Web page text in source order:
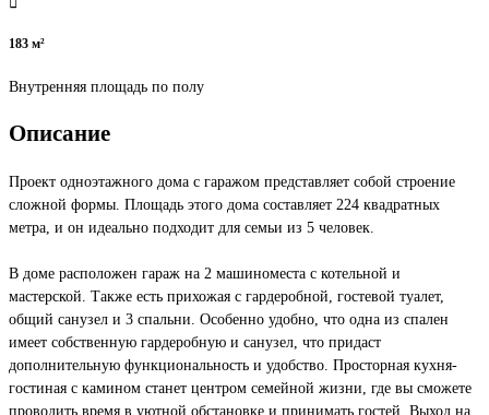
183 м²
Внутренняя площадь по полу
Описание
Проект одноэтажного дома с гаражом представляет собой строение
сложной формы. Площадь этого дома составляет 224 квадратных
метра, и он идеально подходит для семьи из 5 человек.
В доме расположен гараж на 2 машиноместа с котельной и
мастерской. Также есть прихожая с гардеробной, гостевой туалет,
общий санузел и 3 спальни. Особенно удобно, что одна из спален
имеет собственную гардеробную и санузел, что придаст
дополнительную функциональность и удобство. Просторная кухня-
гостиная с камином станет центром семейной жизни, где вы сможете
проводить время в уютной обстановке и принимать гостей. Выход на